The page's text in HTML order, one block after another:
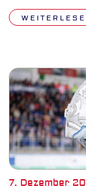
durchwachsen:
Harold Kreis zwei
7. Dezember